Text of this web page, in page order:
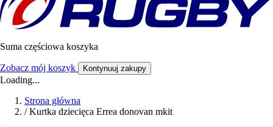
Suma częściowa koszyka
Zobacz mój koszyk Kontynuuj zakupy
Loading...
Strona główna
/ Kurtka dziecięca Errea donovan mkit